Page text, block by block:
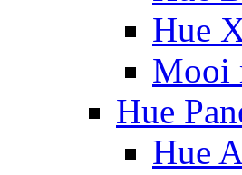
Hue
Mooi
Hue
Hue